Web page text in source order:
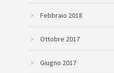
Febbraio 2018
Ottobre 2017
Giugno 2017